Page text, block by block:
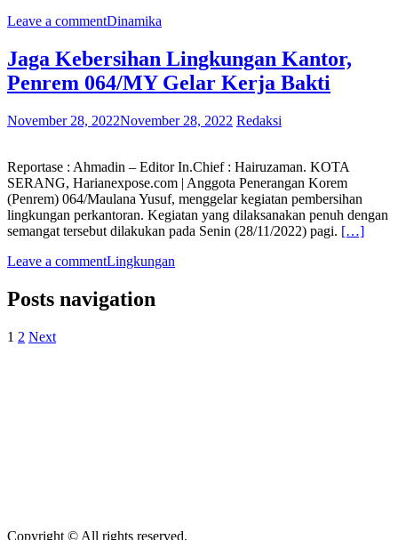
Leave a commentDinamika
Jaga Kebersihan Lingkungan Kantor,
Penrem 064/MY Gelar Kerja Bakti
November 28, 2022November 28, 2022 Redaksi
Reportase : Ahmadin – Editor In.Chief : Hairuzaman. KOTA
SERANG, Harianexpose.com | Anggota Penerangan Korem
(Penrem) 064/Maulana Yusuf, menggelar kegiatan pembersihan
lingkungan perkantoran. Kegiatan yang dilaksanakan penuh dengan
semangat tersebut dilakukan pada Senin (28/11/2022) pagi. […]
Leave a commentLingkungan
Posts navigation
1 2 Next
Copyright © All rights reserved.